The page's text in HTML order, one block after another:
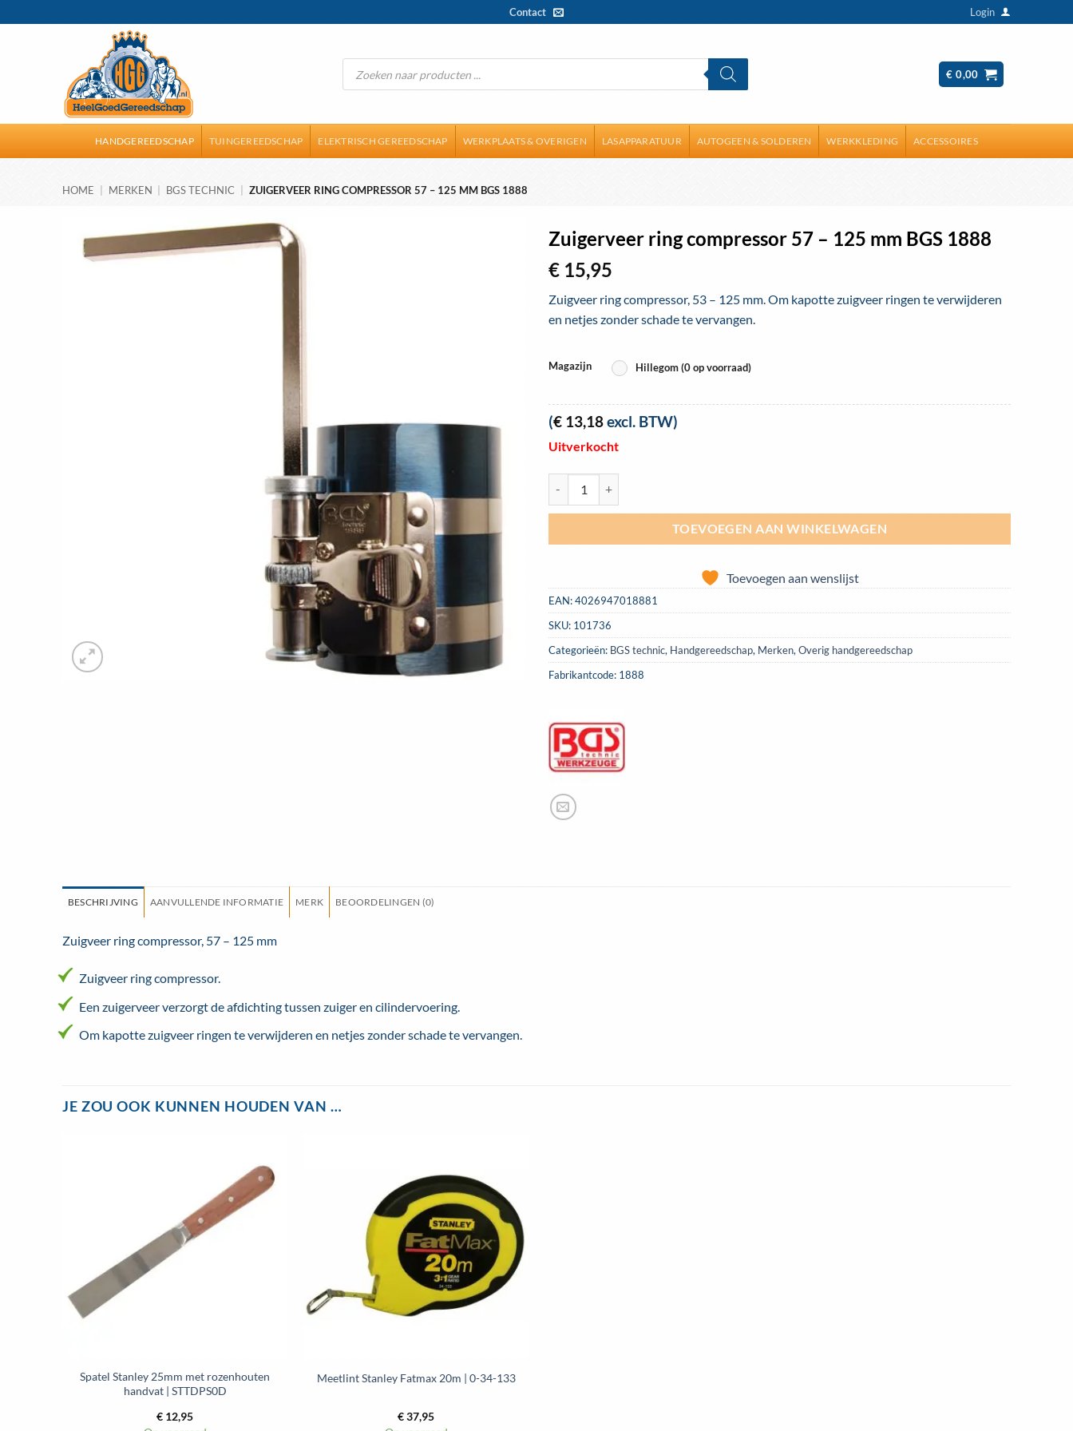
naar
Contact Login
Producten
zoeken
€ 0,00
HANDGEREEDSCHAP TUINGEREEDSCHAP ELEKTRISCH GEREEDSCHAP WERKPLAATS & OVERIGEN LASAPPARATUUR AUTOGEEN & SOLDEREN WERKKLEDING ACCESSOIRES
HOME | MERKEN | BGS TECHNIC | ZUIGERVEER RING COMPRESSOR 57 – 125 MM BGS 1888
Zuigerveer ring compressor 57 – 125 mm BGS 1888
€ 15,95
Zuigveer ring compressor, 53 – 125 mm. Om kapotte zuigveer ringen te verwijderen
en netjes zonder schade te vervangen.
Magazijn Hillegom (0 op voorraad)
(€ 13,18excl. BTW)
Uitverkocht
TOEVOEGEN AAN WINKELWAGEN
Toevoegen aan wenslijst
EAN:4026947018881
SKU: 101736
Categorieën: BGS technic, Handgereedschap, Merken, Overig handgereedschap
Fabrikantcode: 1888
BESCHRIJVING AANVULLENDE INFORMATIE MERK BEOORDELINGEN (0)
Zuigveer ring compressor, 57 – 125 mm
Zuigveer ring compressor.
Een zuigerveer verzorgt de afdichting tussen zuiger en cilindervoering.
Om kapotte zuigveer ringen te verwijderen en netjes zonder schade te vervangen.
JE ZOU OOK KUNNEN HOUDEN VAN …
Toevoegen
wenslijst
Spatel Stanley 25mm met rozenhouten
handvat | STTDPS0D
€ 12,95
Toevoegen
aan
wenslijst
Meetlint Stanley Fatmax 20m | 0-34-133
€37,95